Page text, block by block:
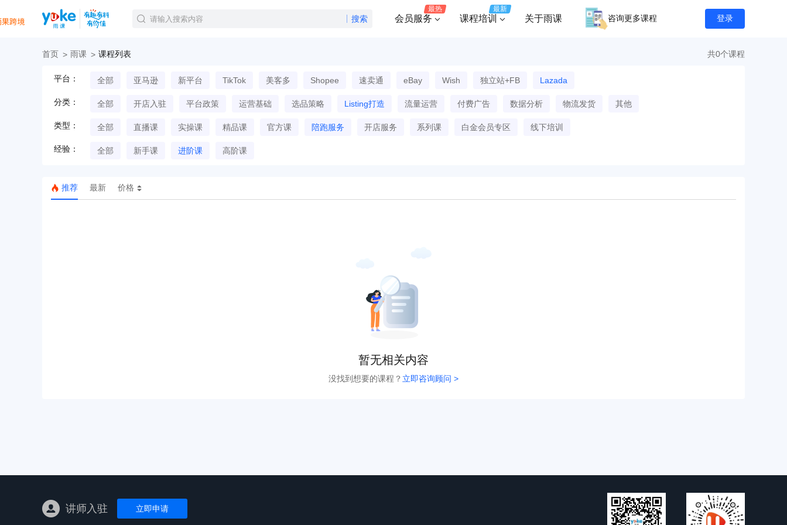
搜索 会员服务
最热
课程培训
最新
关于雨课 咨询更多课程 登录
首页 雨课 课程列表 共0个课程
平台： 全部 亚马逊 新平台 TikTok 美客多 Shopee 速卖通 eBay Wish 独立站+FB Lazada
分类： 全部 开店入驻 平台政策 运营基础 选品策略 Listing打造 流量运营 付费广告 数据分析 物流发货 其他
类型： 全部 直播课 实操课 精品课 官方课 陪跑服务 开店服务 系列课 白金会员专区 线下培训
经验： 全部 新手课 进阶课 高阶课
推荐 最新 价格
暂无相关内容
没找到想要的课程？ 立即咨询顾问 >
讲师入驻 立即申请